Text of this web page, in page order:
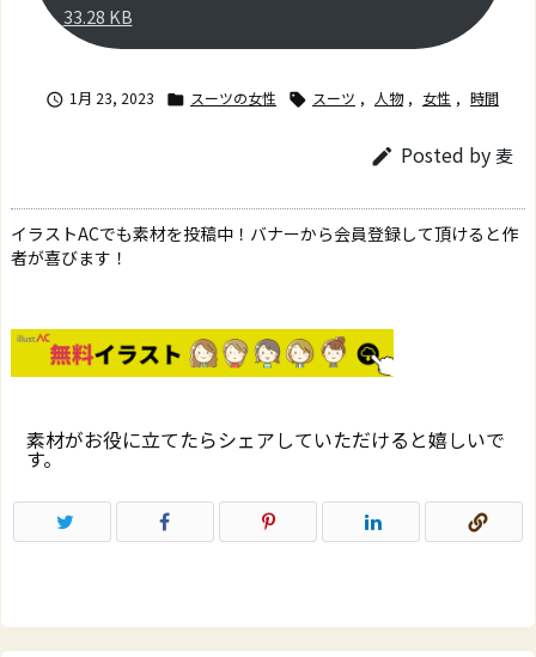
33.28 KB
 1月 23, 2023  スーツの女性  スーツ , 人物 , 女性 , 時間
 Posted by麦
イラストACでも素材を投稿中！バナーから会員登録して頂けると作
者が喜びます！
素材がお役に立てたらシェアしていただけると嬉しいで
す。